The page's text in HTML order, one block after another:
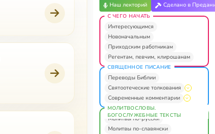
Наш лекторий Сделано в
С ЧЕГО НАЧАТЬ
Интересующимся
Новоначальным
Приходским работникам
Регентам, певчим, клирошанам
СВЯЩЕННОЕ ПИСАНИЕ
Переводы Библии
Святоотеческие толкования
Современные комментарии
МОЛИТВОСЛОВЫ.
БОГОСЛУЖЕБНЫЕ ТЕКСТЫ
Молитвы по-русски
Молитвы по-славянски